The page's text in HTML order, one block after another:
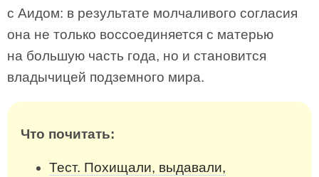
с Аидом: в результате молчаливого согласия
она не только воссоединяется с матерью
на большую часть года, но и становится
владычицей подземного мира.
Что почитать:
Тест. Похищали, выдавали,